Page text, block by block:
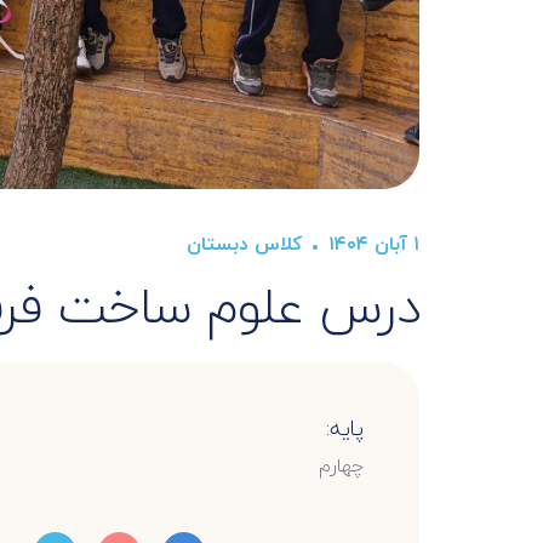
۱ آبان ۱۴۰۴ کلاس دبستان
درس علوم ساخت
پایه:
چهارم